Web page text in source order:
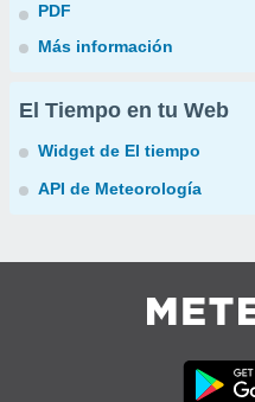
PDF
Más información
El Tiempo en tu Web
Widget de El tiempo
API de Meteorología